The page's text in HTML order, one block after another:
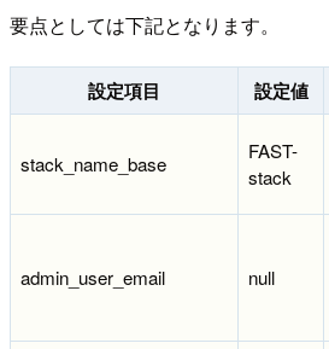
要点としては下記となります。
設定項目 設定値
stack_name_base
FAST-
stack
admin_user_email null